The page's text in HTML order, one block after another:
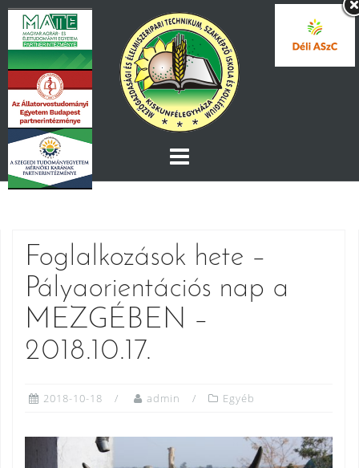
Skip
content
Foglalkozások hete –
Pályaorientációs nap a
MEZGÉBEN –
2018.10.17.
2018-10-18 admin Egyéb